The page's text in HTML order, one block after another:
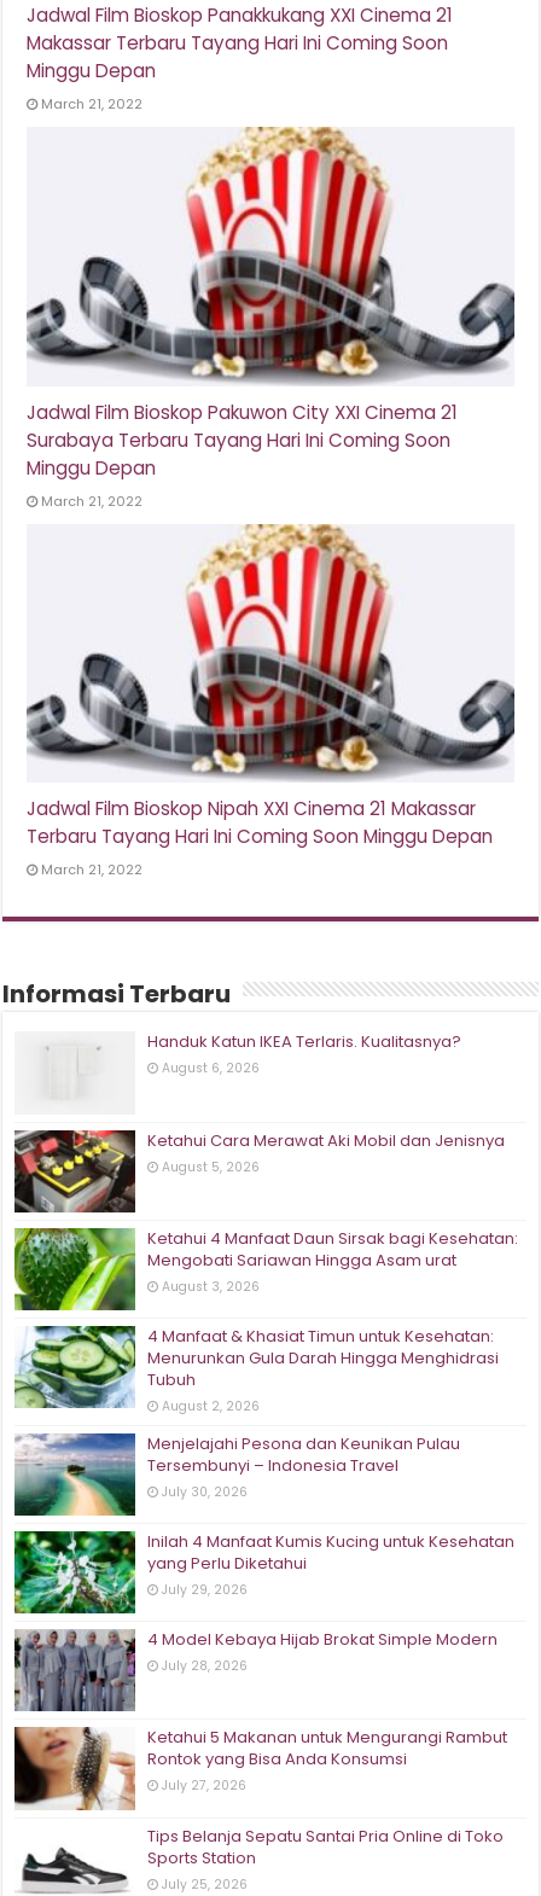
Jadwal Film Bioskop Panakkukang XXI Cinema 21
Makassar Terbaru Tayang Hari Ini Coming Soon
Minggu Depan
March 21, 2022
Jadwal Film Bioskop Pakuwon City XXI Cinema 21
Surabaya Terbaru Tayang Hari Ini Coming Soon
Minggu Depan
March 21, 2022
Jadwal Film Bioskop Nipah XXI Cinema 21 Makassar
Terbaru Tayang Hari Ini Coming Soon Minggu Depan
March 21, 2022
Informasi Terbaru
Handuk Katun IKEA Terlaris. Kualitasnya?
August 6, 2026
Ketahui Cara Merawat Aki Mobil dan Jenisnya
August 5, 2026
Ketahui 4 Manfaat Daun Sirsak bagi Kesehatan:
Mengobati Sariawan Hingga Asam urat
August 3, 2026
4 Manfaat & Khasiat Timun untuk Kesehatan:
Menurunkan Gula Darah Hingga Menghidrasi
Tubuh
August 2, 2026
Menjelajahi Pesona dan Keunikan Pulau
Tersembunyi – Indonesia Travel
July 30, 2026
Inilah 4 Manfaat Kumis Kucing untuk Kesehatan
yang Perlu Diketahui
July 29, 2026
4 Model Kebaya Hijab Brokat Simple Modern
July 28, 2026
Ketahui 5 Makanan untuk Mengurangi Rambut
Rontok yang Bisa Anda Konsumsi
July 27, 2026
Tips Belanja Sepatu Santai Pria Online di Toko
Sports Station
July 25, 2026